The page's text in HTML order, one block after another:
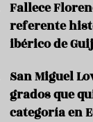
Fallece
referente
ibérico de
San Miguel
grados que
categoría en